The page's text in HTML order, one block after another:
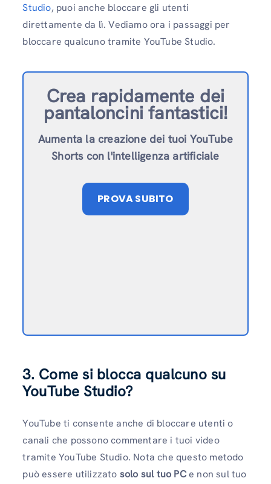
Studio, puoi anche bloccare gli utenti
direttamente da lì. Vediamo ora i passaggi per
bloccare qualcuno tramite YouTube Studio.
Crea rapidamente dei
pantaloncini fantastici!
Aumenta la creazione dei tuoi YouTube
Shorts con l'intelligenza artificiale
PROVA SUBITO
3. Come si blocca qualcuno su
YouTube Studio?
YouTube ti consente anche di bloccare utenti o
canali che possono commentare i tuoi video
tramite YouTube Studio. Nota che questo metodo
può essere utilizzato solo sul tuo PCe non sul tuo